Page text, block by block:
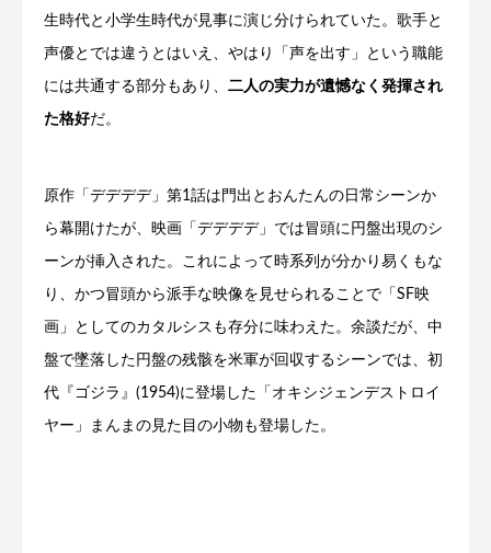
生時代と小学生時代が見事に演じ分けられていた。歌手と
声優とでは違うとはいえ、やはり「声を出す」という職能
には共通する部分もあり、 二人の実力が遺憾なく発揮され
た格好だ。
原作「デデデデ」第1話は門出とおんたんの日常シーンか
ら幕開けたが、映画「デデデデ」では冒頭に円盤出現のシ
ーンが挿入された。これによって時系列が分かり易くもな
り、かつ冒頭から派手な映像を見せられることで「SF映
画」としてのカタルシスも存分に味わえた。余談だが、中
盤で墜落した円盤の残骸を米軍が回収するシーンでは、初
代『ゴジラ』(1954)に登場した「オキシジェンデストロイ
ヤー」まんまの見た目の小物も登場した。